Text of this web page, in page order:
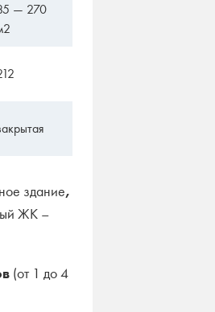
— 270
здание,
ЖК –
(от 1 до 4